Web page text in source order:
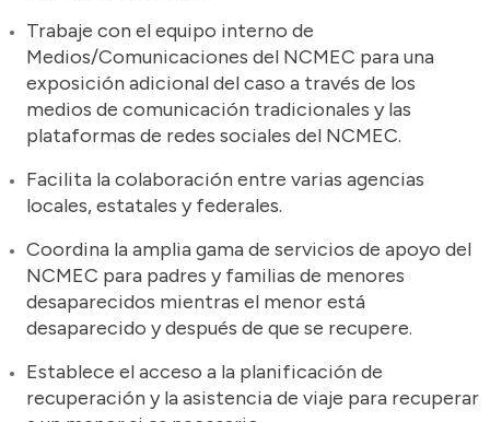
Trabaje con el equipo interno de
Medios/Comunicaciones del NCMEC para una
exposición adicional del caso a través de los
medios de comunicación tradicionales y las
plataformas de redes sociales del NCMEC.
Facilita la colaboración entre varias agencias
locales, estatales y federales.
Coordina la amplia gama de servicios de apoyo del
NCMEC para padres y familias de menores
desaparecidos mientras el menor está
desaparecido y después de que se recupere.
Establece el acceso a la planificación de
recuperación y la asistencia de viaje para recuperar